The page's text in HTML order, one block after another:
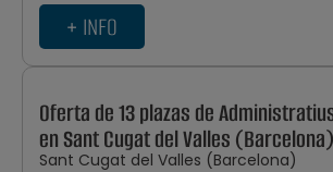
+ INFO
Oferta de 13 plazas de
en Sant Cugat del Valles (Barcelona)
Sant Cugat del Valles (Barcelona)